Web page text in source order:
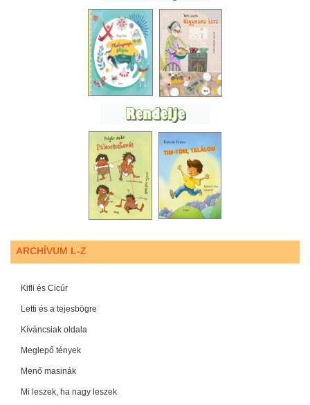
ARCHÍVUM L-Z
Kifli és Cicúr
Letti és a tejesbögre
Kíváncsiak oldala
Meglepő tények
Menő masinák
Mi leszek, ha nagy leszek